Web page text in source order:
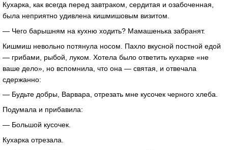
Кухарка, как всегда перед завтраком, сердитая и озабоченная,
была неприятно удивлена кишмишовым визитом.
— Чего барышням на кухню ходить? Мамашенька забранят.
Кишмиш невольно потянула носом. Пахло вкусной постной едой
— грибами, рыбой, луком. Хотела было ответить кухарке «не
ваше дело», но вспомнила, что она — святая, и отвечала
сдержанно:
— Будьте добры, Варвара, отрезать мне кусочек черного хлеба.
Подумала и прибавила:
— Большой кусочек.
Кухарка отрезала.